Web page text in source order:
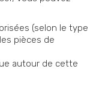
(selon le type
pièces de
autour de cette